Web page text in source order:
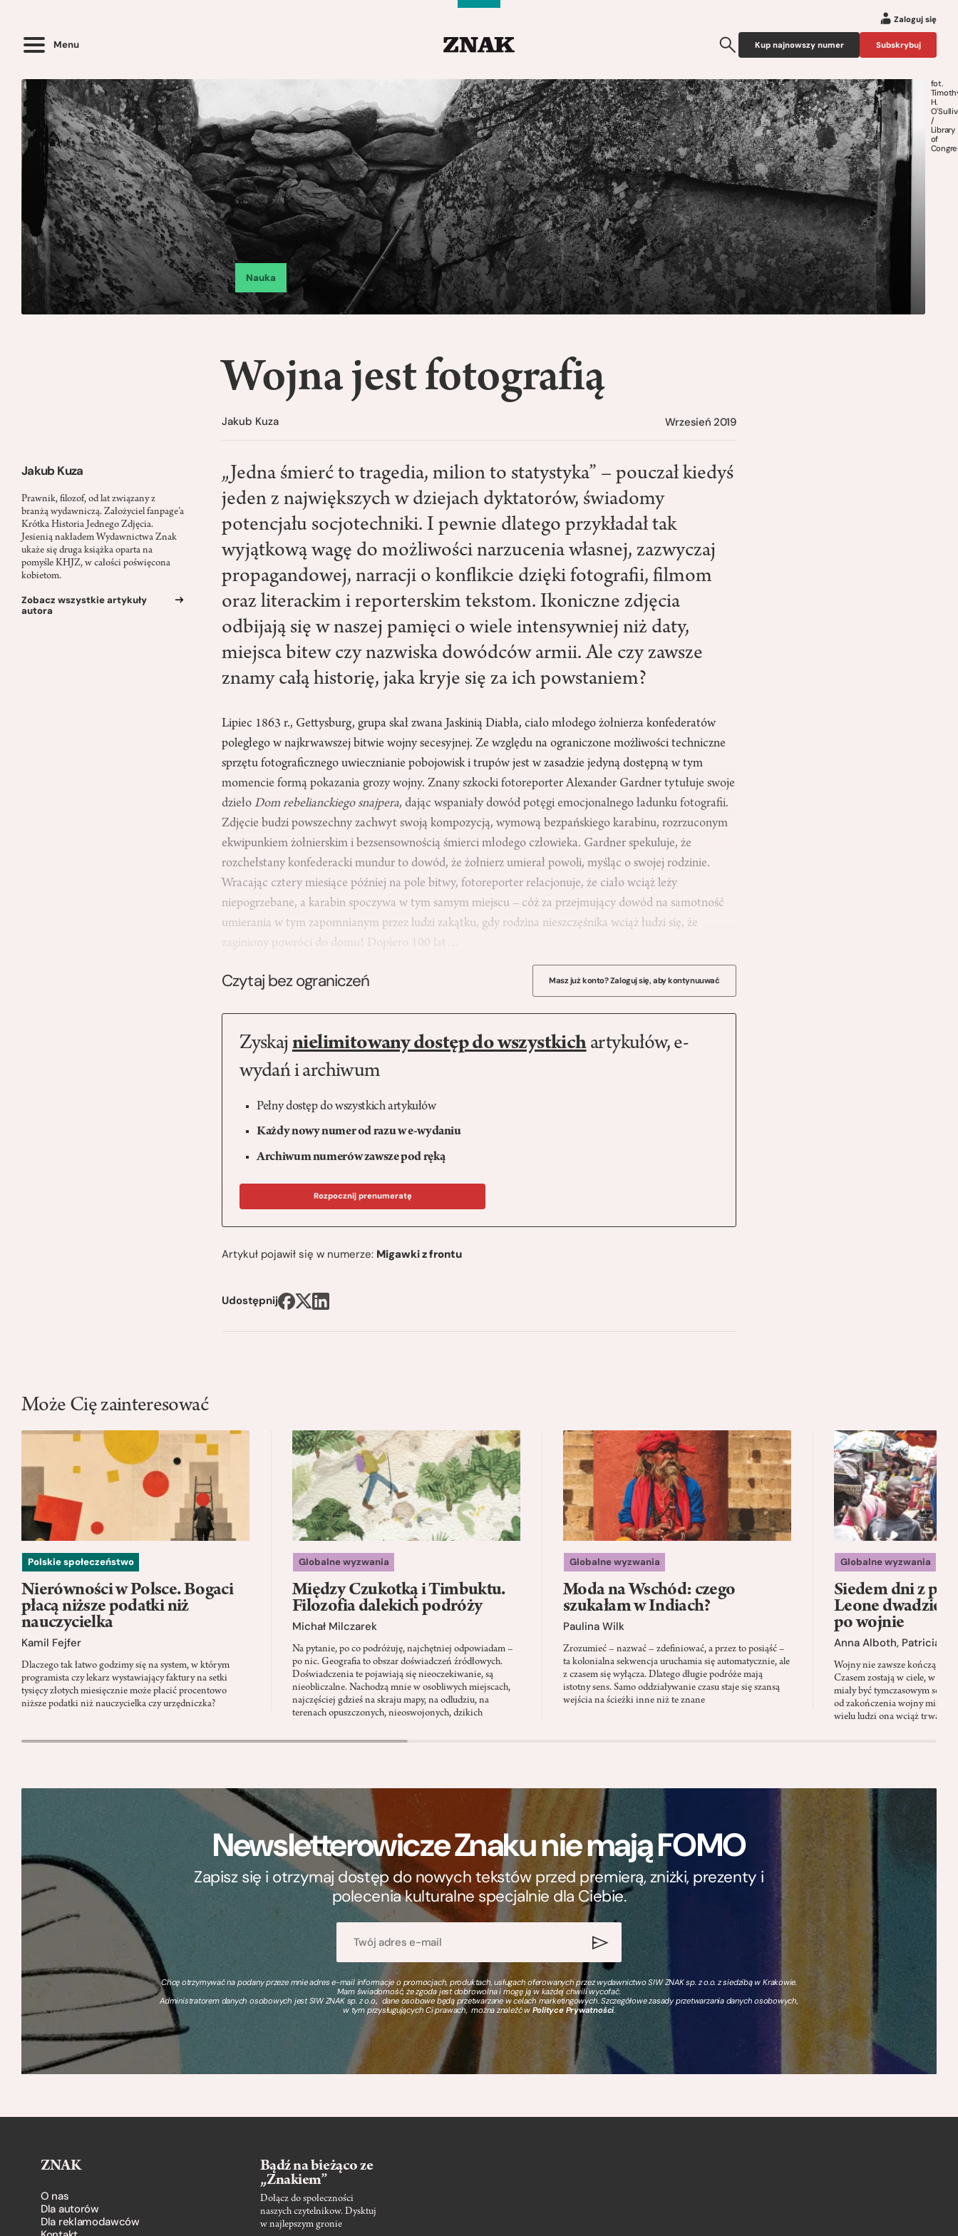
Menu
Zaloguj się
Kup najnowszy numer Subskrybuj
fot.
H.
/
Library
of
Nauka
Jakub Kuza
Prawnik, filozof, od lat związany z
branżą wydawniczą. Założyciel fanpage’a
Krótka Historia Jednego Zdjęcia.
Jesienią nakładem Wydawnictwa Znak
ukaże się druga książka oparta na
pomyśle KHJZ, w całości poświęcona
kobietom.
Zobacz wszystkie artykuły
autora
Wojna jest fotografią
Jakub Kuza Wrzesień 2019
„Jedna śmierć to tragedia, milion to statystyka” – pouczał kiedyś
jeden z największych w dziejach dyktatorów, świadomy
potencjału socjotechniki. I pewnie dlatego przykładał tak
wyjątkową wagę do możliwości narzucenia własnej, zazwyczaj
propagandowej, narracji o konflikcie dzięki fotografii, filmom
oraz literackim i reporterskim tekstom. Ikoniczne zdjęcia
odbijają się w naszej pamięci o wiele intensywniej niż daty,
miejsca bitew czy nazwiska dowódców armii. Ale czy zawsze
znamy całą historię, jaka kryje się za ich powstaniem?
Lipiec 1863 r., Gettysburg, grupa skał zwana Jaskinią Diabła, ciało młodego żołnierza konfederatów
poległego w najkrwawszej bitwie wojny secesyjnej. Ze względu na ograniczone możliwości techniczne
sprzętu fotograficznego uwiecznianie pobojowisk i trupów jest w zasadzie jedyną dostępną w tym
momencie formą pokazania grozy wojny. Znany szkocki fotoreporter Alexander Gardner tytułuje swoje
dziełoDom rebelianckiego snajpera, dając wspaniały dowód potęgi emocjonalnego ładunku fotografii.
Zdjęcie budzi powszechny zachwyt swoją kompozycją, wymową bezpańskiego karabinu, rozrzuconym
ekwipunkiem żołnierskim i bezsensownością śmierci młodego człowieka. Gardner spekuluje, że
rozchełstany konfederacki mundur to dowód, że żołnierz umierał powoli, myśląc o swojej rodzinie.
Wracając cztery miesiące później na pole bitwy, fotoreporter relacjonuje, że ciało wciąż leży
niepogrzebane, a karabin spoczywa w tym samym miejscu – cóż za przejmujący dowód na samotność
umierania w tym zapomnianym przez ludzi zakątku, gdy rodzina nieszczęśnika wciąż łudzi się, że
zaginiony powróci do domu! Dopiero 100 lat…
Czytaj bez ograniczeń Masz już konto? Zaloguj się, aby kontynuuwać
Zyskaj nielimitowany dostęp do wszystkichartykułów, e-
wydań i archiwum
Pełny dostęp do wszystkich artykułów
Każdy nowy numer od razu w e-wydaniu
Archiwum numerów zawsze pod ręką
Rozpocznij prenumeratę
Artykuł pojawił się w numerze: Migawki z frontu
Udostępnij
Może Cię zainteresować
Polskie społeczeństwo
Nierówności w Polsce. Bogaci
płacą niższe podatki niż
nauczycielka
Kamil Fejfer
Dlaczego tak łatwo godzimy się na system, w którym
programista czy lekarz wystawiający faktury na setki
tysięcy złotych miesięcznie może płacić procentowo
niższe podatki niż nauczycielka czy urzędniczka?
Globalne wyzwania
Między Czukotką i Timbuktu.
Filozofia dalekich podróży
Michał Milczarek
Na pytanie, po co podróżuję, najchętniej odpowiadam –
po nic. Geografia to obszar doświadczeń źródłowych.
Doświadczenia te pojawiają się nieoczekiwanie, są
nieobliczalne. Nachodzą mnie w osobliwych miejscach,
najczęściej gdzieś na skraju mapy, na odludziu, na
terenach opuszczonych, nieoswojonych, dzikich
Globalne wyzwania
Moda na Wschód: czego
szukałam w Indiach?
Paulina Wilk
Zrozumieć – nazwać – zdefiniować, a przez to posiąść –
ta kolonialna sekwencja uruchamia się automatycznie, ale
z czasem się wyłącza. Dlatego długie podróże mają
istotny sens. Samo oddziaływanie czasu staje się szansą
wejścia na ścieżki inne niż te znane
Globalne wyzwania
Siedem dni z
Leone
po wojnie
Anna Alboth, Patricia
Wojny nie zawsze kończą się
Czasem zostają w ciele, w
miały być tymczasowym
od zakończenia wojny minęły
wielu ludzi ona wciąż trwa
Newsletterowicze Znaku nie mają FOMO
Zapisz się i otrzymaj dostęp do nowych tekstów przed premierą, zniżki, prezenty i
polecenia kulturalne specjalnie dla Ciebie.
Chcę otrzymywać na podany przeze mnie adres e-mail informacje o promocjach, produktach, usługach oferowanych przez wydawnictwo SIW ZNAK sp. z o.o. z siedzibą w Krakowie.
Mam świadomość, że zgoda jest dobrowolna i mogę ją w każdej chwili wycofać.
Administratorem danych osobowych jest SIW ZNAK sp. z o.o., dane osobowe będą przetwarzane w celach marketingowych. Szczegółowe zasady przetwarzania danych osobowych,
w tym przysługujących Ci prawach, można znaleźć wPolityce Prywatności.
ZNAK
O nas
Dla autorów
Dla reklamodawców
Bądź na bieżąco ze
„Znakiem”
Dołącz do społeczności
naszych czytelnikow. Dysktuj
w najlepszym gronie